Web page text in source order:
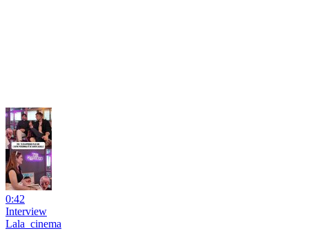
0:42
Interview
Lala_cinema